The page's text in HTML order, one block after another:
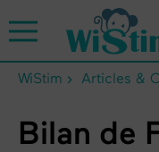
WiStim Articles &
Bilan de
Panneau de gestion